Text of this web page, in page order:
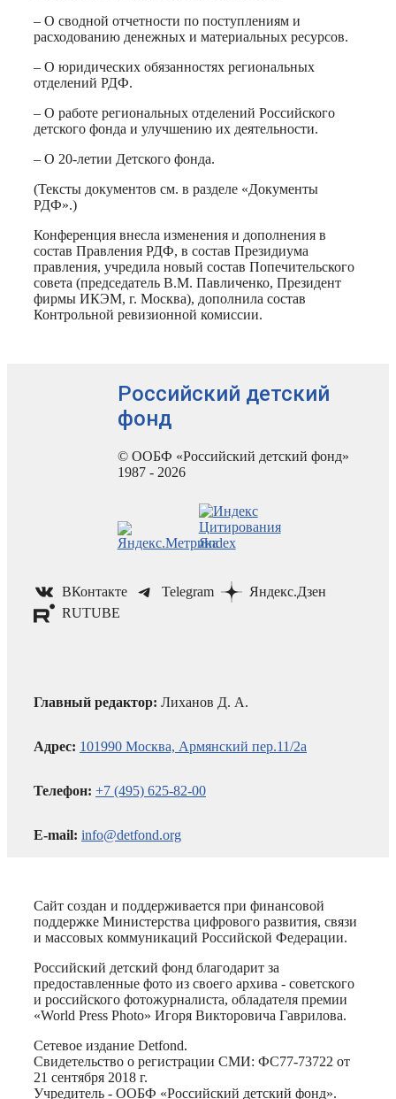
– О сводной отчетности по поступлениям и
расходованию денежных и материальных ресурсов.
– О юридических обязанностях региональных
отделений РДФ.
– О работе региональных отделений Российского
детского фонда и улучшению их деятельности.
– О 20-летии Детского фонда.
(Тексты документов см. в разделе «Документы
РДФ».)
Конференция внесла изменения и дополнения в
состав Правления РДФ, в состав Президиума
правления, учредила новый состав Попечительского
совета (председатель В.М. Павличенко, Президент
фирмы ИКЭМ, г. Москва), дополнила состав
Контрольной ревизионной комиссии.
Российский детский
фонд
© ООБФ «Российский детский фонд»
1987 - 2026
ВКонтакте Telegram
Яндекс.Дзен
RUTUBE
Главный редактор: Лиханов Д. А.
Адрес: 101990 Москва, Армянский пер.11/2а
Телефон: +7 (495) 625-82-00
E-mail: info@detfond.org
Сайт создан и поддерживается при финансовой
поддержке Министерства цифрового развития, связи
и массовых коммуникаций Российской Федерации.
Российский детский фонд благодарит за
предоставленные фото из своего архива - советского
и российского фотожурналиста, обладателя премии
«World Press Photo» Игоря Викторовича Гаврилова.
Сетевое издание Detfond.
Свидетельство о регистрации СМИ: ФС77-73722 от
21 сентября 2018 г.
Учредитель - ООБФ «Российский детский фонд».